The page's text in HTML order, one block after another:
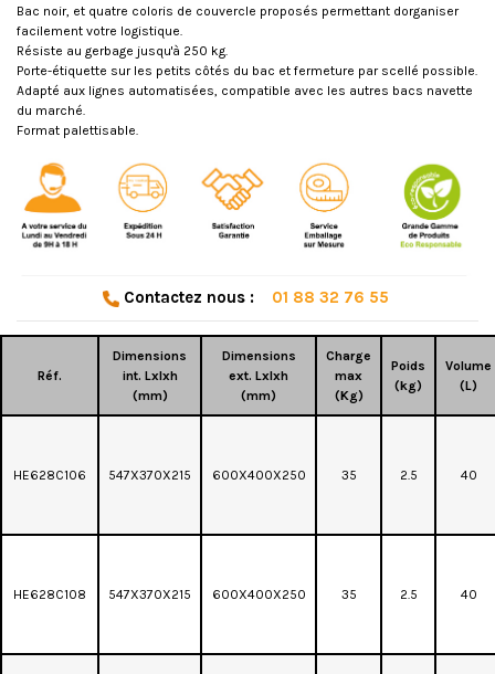
Bac noir, et quatre coloris de couvercle proposés permettant dorganiser
facilement votre logistique.
Résiste au gerbage jusqu'à 250 kg.
Porte-étiquette sur les petits côtés du bac et fermeture par scellé possible.
Adapté aux lignes automatisées, compatible avec les autres bacs navette
du marché.
Format palettisable.
Contactez nous : 01 88 32 76 55
Réf.
Dimensions
int. Lxlxh
(mm)
Dimensions
ext. Lxlxh
(mm)
Charge
max
(Kg)
Poids
(kg)
Volume
(L)
HE628C106 547X370X215 600X400X250 35 2.5 40
HE628C108 547X370X215 600X400X250 35 2.5 40